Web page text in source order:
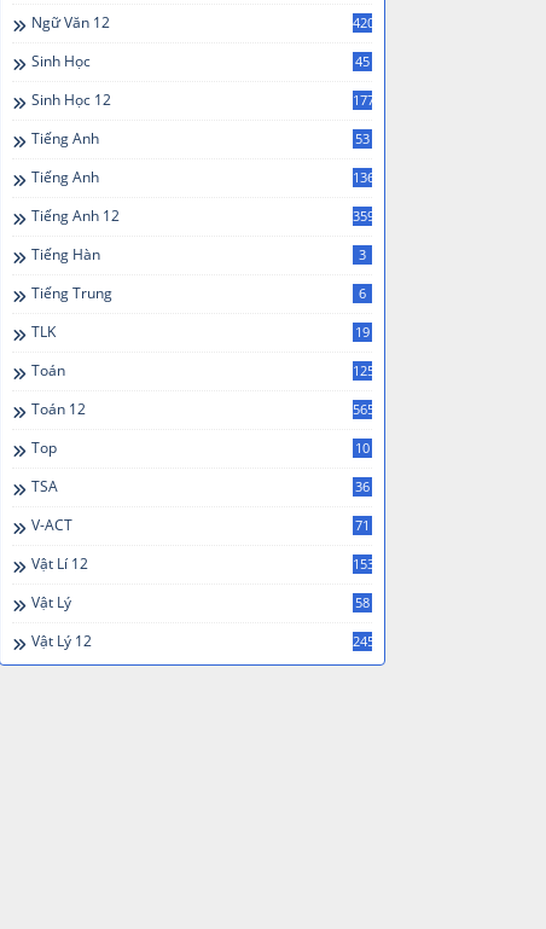
Ngữ Văn 12 420
Sinh Học 45
Sinh Học 12 177
Tiếng Anh 53
Tiếng Anh 136
Tiếng Anh 12 359
Tiếng Hàn 3
Tiếng Trung 6
TLK 19
Toán 125
Toán 12 565
Top 10
TSA 36
V-ACT 71
Vật Lí 12 153
Vật Lý 58
Vật Lý 12 245